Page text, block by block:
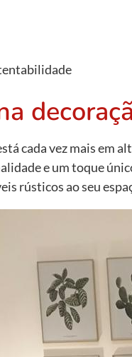
cada vez mais em
e um toque
rústicos ao seu